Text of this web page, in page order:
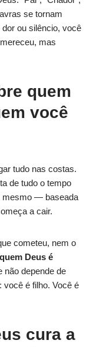
se tornam
ou silêncio, você
mas
quem
você
tudo nas costas.
de tudo o tempo
mesmo — baseada
a cair.
cometeu, nem o
quem Deus é
não depende de
você é filho. Você é
cura a